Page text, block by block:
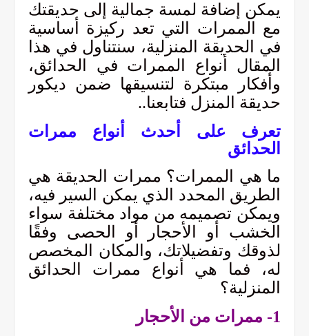
يمكن إضافة لمسة جمالية إلى حديقتك
مع الممرات التي تعد ركيزة أساسية
في الحديقة المنزلية، سنتناول في هذا
المقال أنواع الممرات في الحدائق،
وأفكار مبتكرة لتنسيقها ضمن ديكور
حديقة المنزل فتابعنا..
تعرف على أحدث أنواع ممرات
الحدائق
ما هي الممرات؟ ممرات الحديقة هي
الطريق المحدد الذي يمكن السير فيه،
ويمكن تصميمه من مواد مختلفة سواء
الخشب أو الأحجار أو الحصى وفقًا
لذوقك وتفضيلاتك، والمكان المخصص
له، فما هي أنواع ممرات الحدائق
المنزلية؟
1-
ممرات من الأحجار